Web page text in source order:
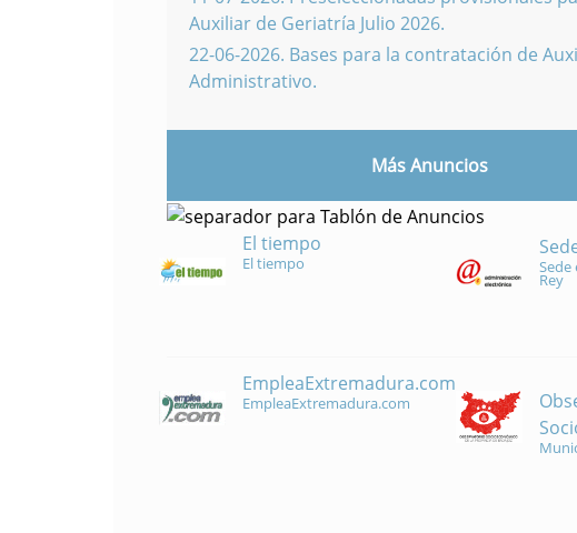
Auxiliar de Geriatría Julio 2026.
22-06-2026. Bases para la contratación de
Administrativo.
Más Anuncios
El tiempo
El tiempo Sede
Rey
EmpleaExtremadura.com
EmpleaExtremadura.com